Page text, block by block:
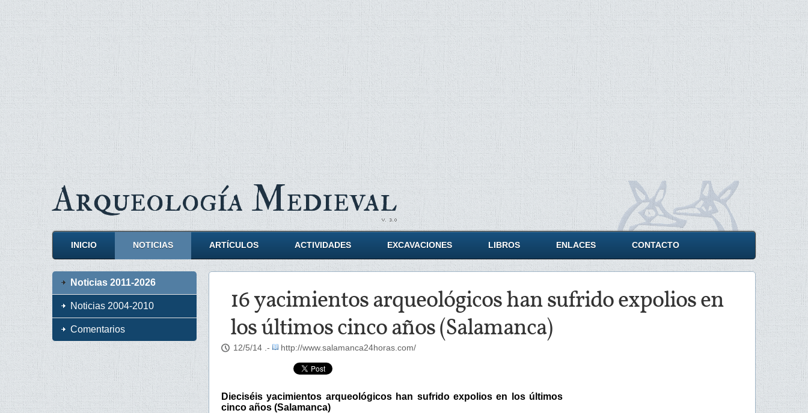
ArqueologíaMedieval
INICIO NOTICIAS ARTÍCULOS ACTIVIDADES EXCAVACIONES LIBROS ENLACES CONTACTO
16 yacimientos arqueológicos han sufrido expolios en
los últimos cinco años (Salamanca)
12/5/14 .- http://www.salamanca24horas.com/
Dieciséis yacimientos arqueológicos han sufrido expolios en los últimos
cinco años (Salamanca)
Noticias 2011-2026
Noticias 2004-2010
Comentarios